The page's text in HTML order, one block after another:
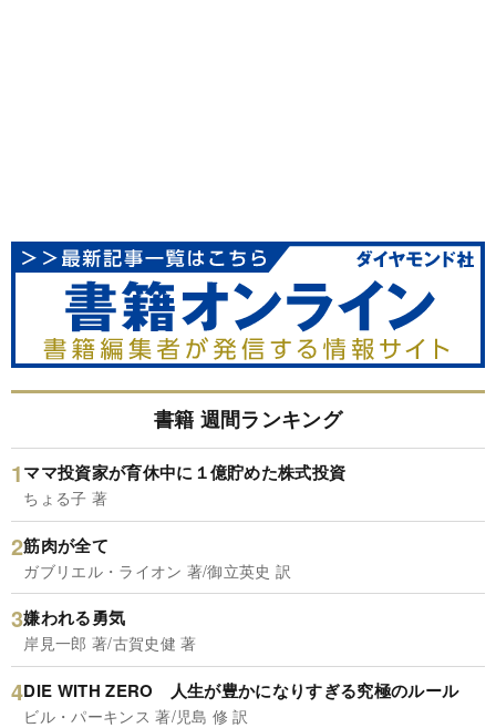
書籍 週間ランキング
ママ投資家が育休中に１億貯めた株式投資
ちょる子 著
筋肉が全て
ガブリエル・ライオン 著/御立英史 訳
嫌われる勇気
岸見一郎 著/古賀史健 著
DIE WITH ZERO 人生が豊かになりすぎる究極のルール
ビル・パーキンス 著/児島 修 訳